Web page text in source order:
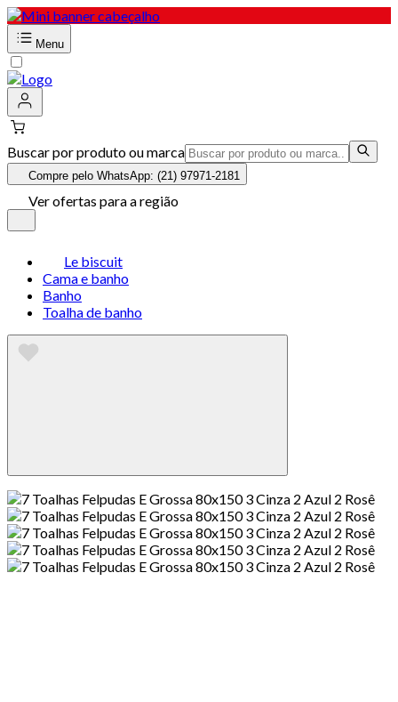
Menu
Buscar por produto ou marca
Compre pelo WhatsApp: (21) 97971-2181
Ver ofertas para a região
Le biscuit
Cama e banho
Banho
Toalha de banho